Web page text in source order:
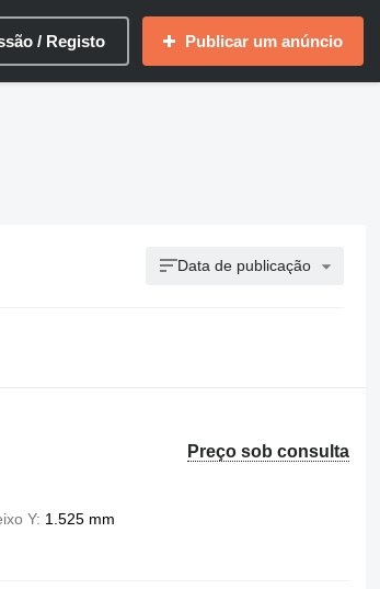
/ Registo Publicar um anúncio
Data de publicação
Preço sob consulta
Y 1.525 mm